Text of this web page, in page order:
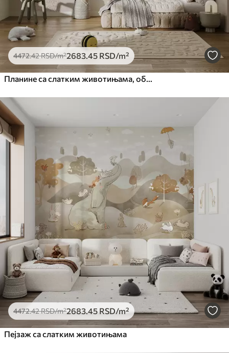
4472.42RSD/m²2683 .45 RSD/m²
4472.42RSD/m²2683.45 RSD/m²
Пејзаж са слатким животињама